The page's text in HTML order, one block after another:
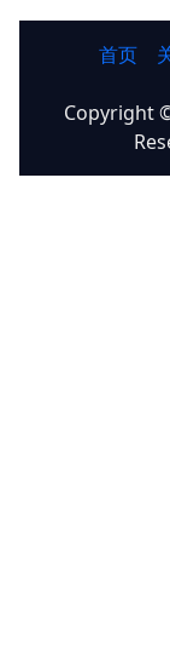
首页
Copyright